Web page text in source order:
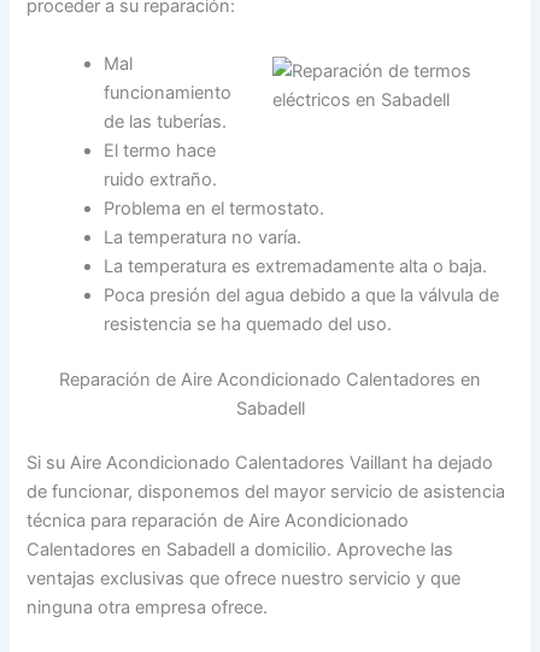
proceder a su reparación:
Mal
funcionamiento
de las tuberías.
El termo hace
ruido extraño.
Problema en el termostato.
La temperatura no varía.
La temperatura es extremadamente alta o baja.
Poca presión del agua debido a que la válvula de
resistencia se ha quemado del uso.
Reparación de Aire Acondicionado Calentadores en
Sabadell
Si su Aire Acondicionado Calentadores Vaillant ha dejado
de funcionar, disponemos del mayor servicio de asistencia
técnica para reparación de Aire Acondicionado
Calentadores en Sabadell a domicilio. Aproveche las
ventajas exclusivas que ofrece nuestro servicio y que
ninguna otra empresa ofrece.